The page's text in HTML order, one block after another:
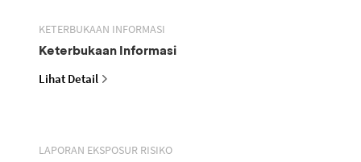
KETERBUKAAN INFORMASI
Keterbukaan Informasi
Lihat Detail
LAPORAN EKSPOSUR RISIKO